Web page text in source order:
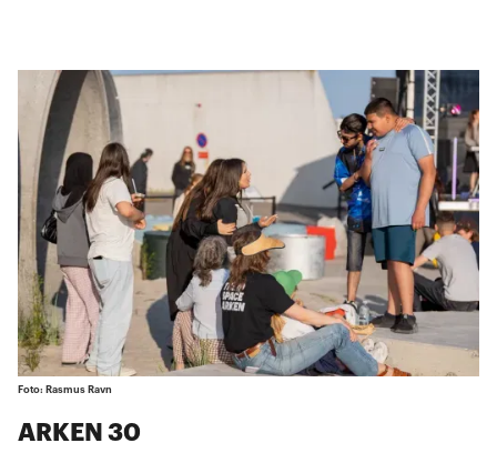
Foto: Rasmus Ravn
ARKEN 30